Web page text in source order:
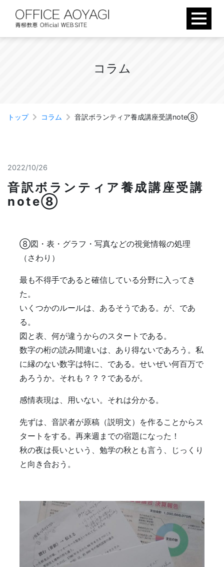
content
コ ラ ム
トップ コラム 音訳ボランティア養成講座受講note⑧
2022/10/26
音訳ボランティア養成講座受講
note⑧
⑧図・表・グラフ・写真などの視覚情報の処理
（さわり）
最も不得手であると確信している分野に入ってき
た。
いくつかのルールは、あるそうである。が、であ
る。
図と表、何が違うからのスタートである。
数字の桁の読み間違いは、あり得ないであろう。私
に縁のない数字は特に、である。せいぜい何百万で
あろうか。それも？？？であるが。
感情表現は、用いない。それは分かる。
先ずは、音訳者が原稿（説明文）を作ることからス
タートをする。再来週までの宿題になった！
秋の夜は長いという、勉学の秋とも言う、じっくり
と向き合おう。